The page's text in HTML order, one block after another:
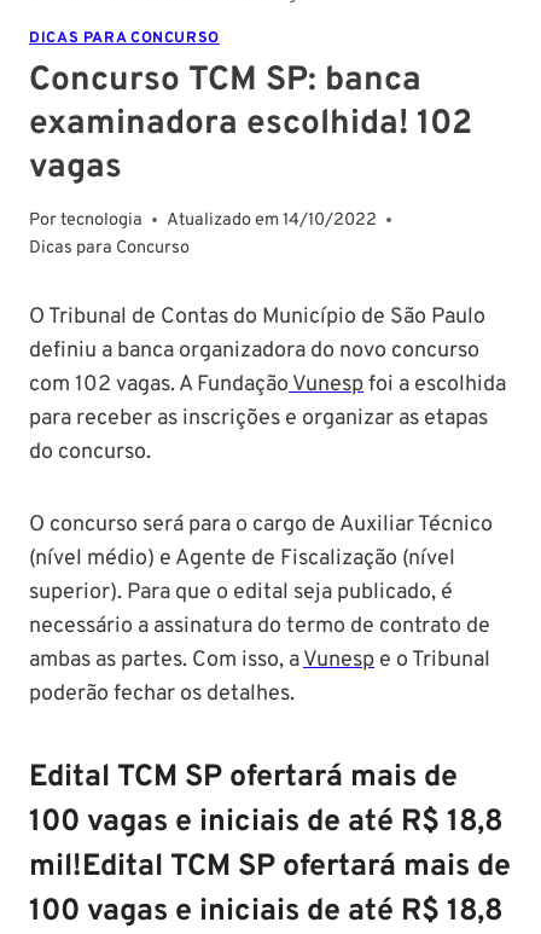
DICAS PARA CONCURSO
Concurso TCM SP: banca
examinadora escolhida! 102
vagas
Portecnologia Atualizado em 14/10/2022
Dicas para Concurso
O Tribunal de Contas do Município de São Paulo
definiu a banca organizadora do novo concurso
com 102 vagas. A FundaçãoVunespfoi a escolhida
para receber as inscrições e organizar as etapas
do concurso.
O concurso será para o cargo de Auxiliar Técnico
(nível médio) e Agente de Fiscalização (nível
superior). Para que o edital seja publicado, é
necessário a assinatura do termo de contrato de
ambas as partes. Com isso, aVunesp e o Tribunal
poderão fechar os detalhes.
Edital TCM SP ofertará mais de
100 vagas e iniciais de até R$ 18,8
mil!Edital TCM SP ofertará mais de
100 vagas e iniciais de até R$ 18,8